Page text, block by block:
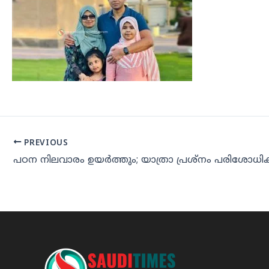
PREVIOUS